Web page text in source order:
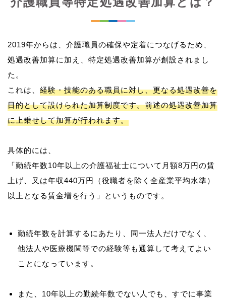
2019年からは、介護職員の確保や定着につなげるため、
処遇改善加算に加え、特定処遇改善加算が創設されまし
た。
これは、 経験・技能のある職員に対し、更なる処遇改善を
目的として設けられた加算制度です。前述の処遇改善加算
に上乗せして加算が行われます。
具体的には、
「勤続年数10年以上の介護福祉士について月額8万円の賃
上げ、又は年収440万円（役職者を除く全産業平均水準）
勤続年数を計算するにあたり、同一法人だけでなく、
他法人や医療機関等での経験等も通算して考えてよい
ことになっています。
また、10年以上の勤続年数でない人でも、すでに事業